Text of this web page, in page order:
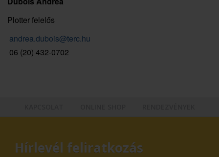
Plotter felelős
andrea.dubois@terc.hu
06 (20) 432-0702
Hírlevél feliratkozás